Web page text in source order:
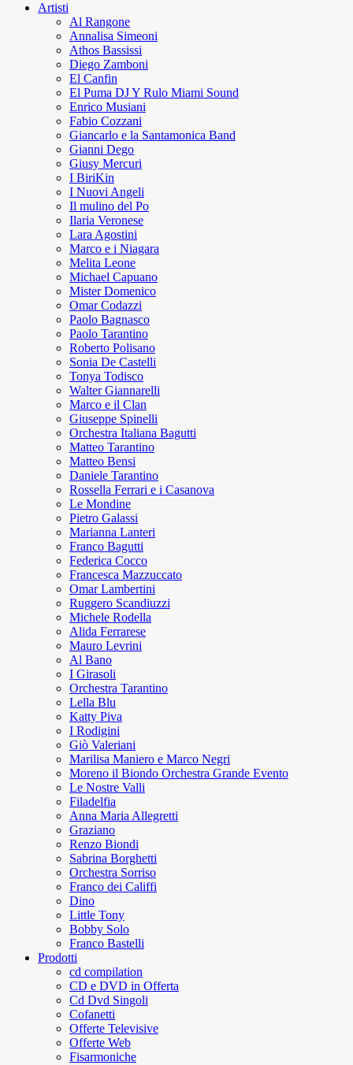
Artisti
Al Rangone
Annalisa Simeoni
Athos Bassissi
Diego Zamboni
El Canfin
El Puma DJ Y Rulo Miami Sound
Enrico Musiani
Fabio Cozzani
Giancarlo e la Santamonica Band
Gianni Dego
Giusy Mercuri
I BiriKin
I Nuovi Angeli
Il mulino del Po
Ilaria Veronese
Lara Agostini
Marco e i Niagara
Melita Leone
Michael Capuano
Mister Domenico
Omar Codazzi
Paolo Bagnasco
Paolo Tarantino
Roberto Polisano
Sonia De Castelli
Tonya Todisco
Walter Giannarelli
Marco e il Clan
Giuseppe Spinelli
Orchestra Italiana Bagutti
Matteo Tarantino
Matteo Bensi
Daniele Tarantino
Rossella Ferrari e i Casanova
Le Mondine
Pietro Galassi
Marianna Lanteri
Franco Bagutti
Federica Cocco
Francesca Mazzuccato
Omar Lambertini
Ruggero Scandiuzzi
Michele Rodella
Alida Ferrarese
Mauro Levrini
Al Bano
I Girasoli
Orchestra Tarantino
Lella Blu
Katty Piva
I Rodigini
Giò Valeriani
Marilisa Maniero e Marco Negri
Moreno il Biondo Orchestra Grande Evento
Le Nostre Valli
Filadelfia
Anna Maria Allegretti
Graziano
Renzo Biondi
Sabrina Borghetti
Orchestra Sorriso
Franco dei Califfi
Dino
Little Tony
Bobby Solo
Franco Bastelli
Prodotti
cd compilation
CD e DVD in Offerta
Cd Dvd Singoli
Cofanetti
Offerte Televisive
Offerte Web
Fisarmoniche